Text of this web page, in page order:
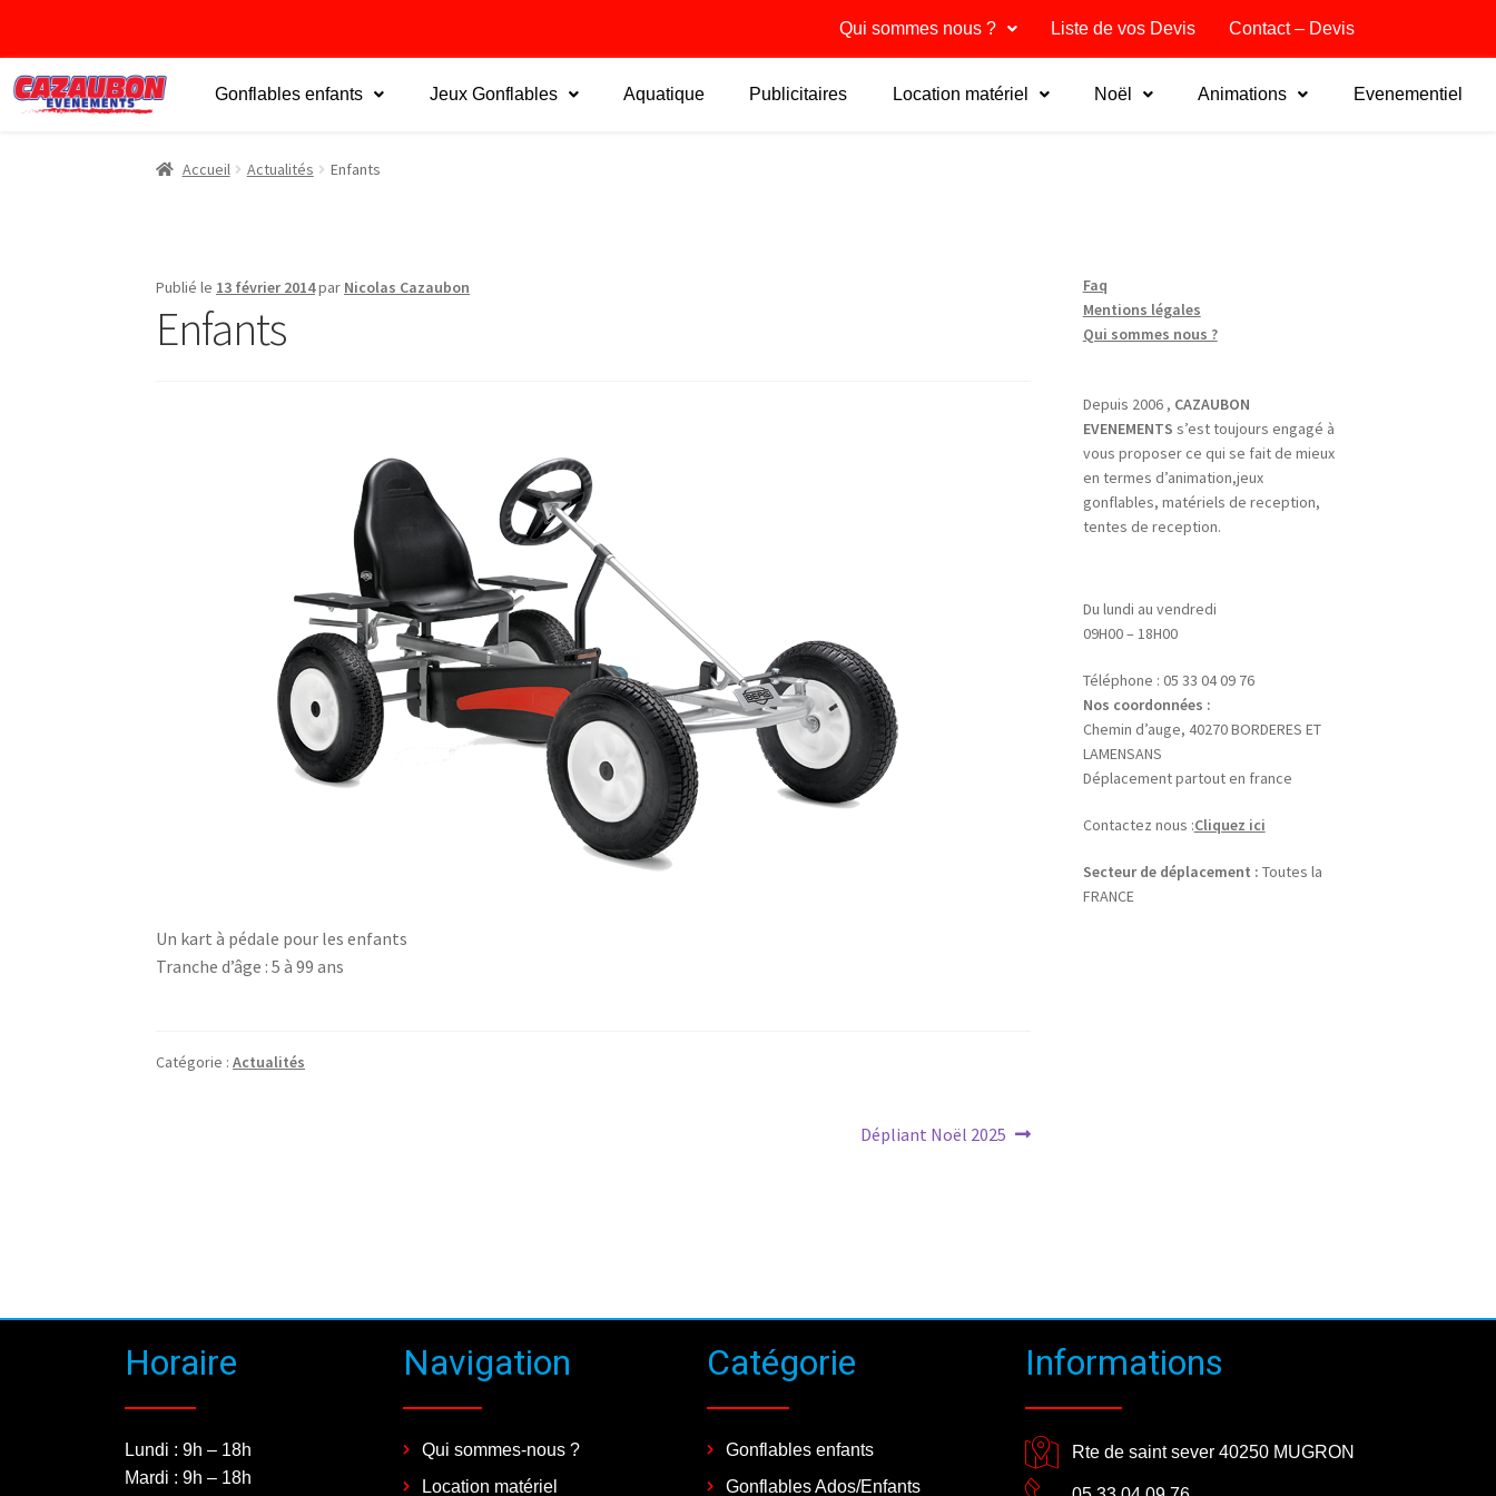
Qui sommes nous ? Liste de vos Devis Contact – Devis
Gonflables enfants Jeux Gonflables Aquatique Publicitaires Location matériel Noël Animations Evenementiel
Accueil Actualités Enfants
Publié le 13 février 2014par Nicolas Cazaubon
Enfants
Un kart à pédale pour les enfants
Tranche d’âge : 5 à 99 ans
Catégorie :Actualités
Dépliant Noël 2025
Faq
Mentions légales
Qui sommes nous ?
Depuis 2006 , CAZAUBON
EVENEMENTS s’est toujours engagé à
vous proposer ce qui se fait de mieux
en termes d’animation,jeux
gonflables, matériels de reception,
tentes de reception.
Du lundi au vendredi
09H00 – 18H00
Téléphone : 05 33 04 09 76
Nos coordonnées :
Chemin d’auge, 40270 BORDERES ET
LAMENSANS
Déplacement partout en france
Contactez nous :Cliquez ici
Secteur de déplacement : Toutes la
FRANCE
Horaire
Lundi : 9h – 18h
Mardi : 9h – 18h
Navigation
Qui sommes-nous ?
Location matériel
Catégorie
Gonflables enfants
Gonflables Ados/Enfants
Informations
Rte de saint sever 40250 MUGRON